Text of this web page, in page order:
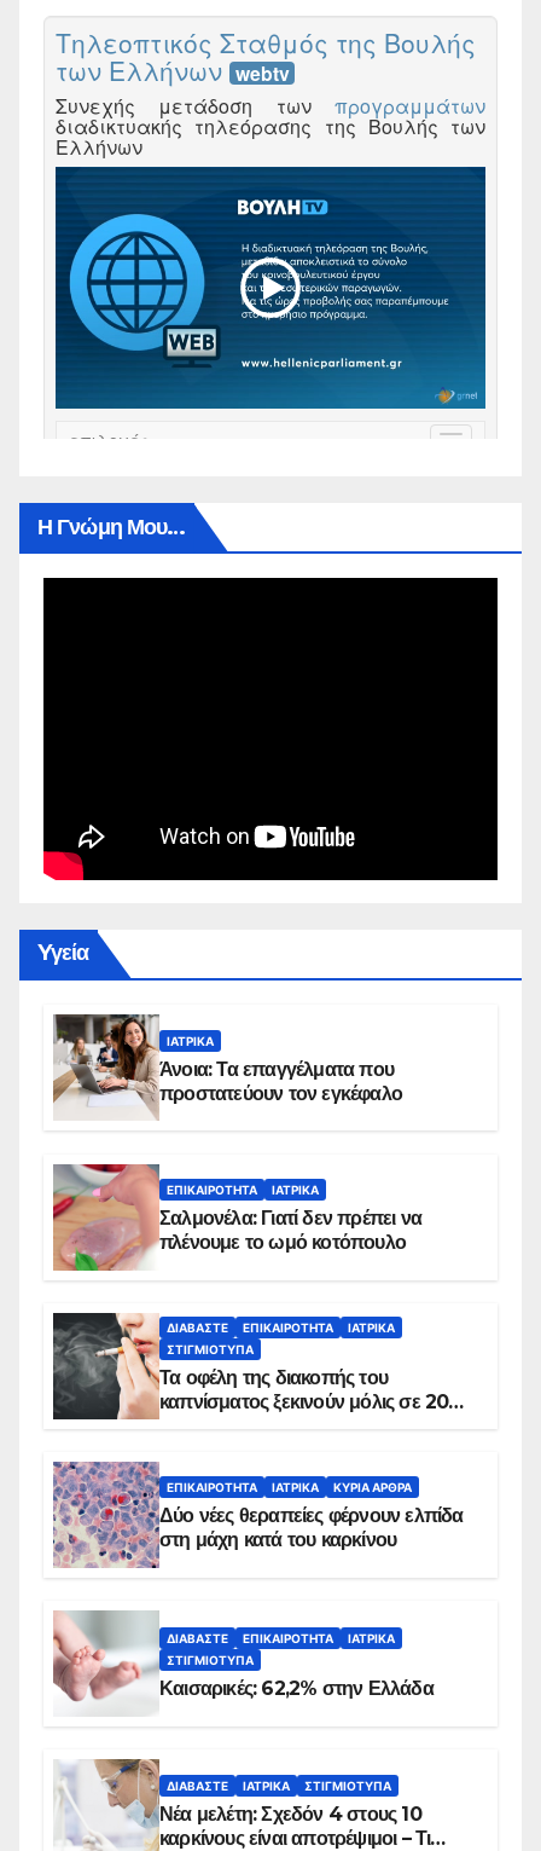
Η Γνώμη Μου…
Yγεία
ΙΑΤΡΙΚΆ
Άνοια: Τα επαγγέλματα που
προστατεύουν τον εγκέφαλο
ΕΠΙΚΑΙΡΌΤΗΤΑ ΙΑΤΡΙΚΆ
Σαλμονέλα: Γιατί δεν πρέπει να
πλένουμε το ωμό κοτόπουλο
ΔΙΑΒΆΣΤΕ ΕΠΙΚΑΙΡΌΤΗΤΑ
ΙΑΤΡΙΚΆ
ΣΤΙΓΜΙΌΤΥΠΑ
Τα οφέλη της διακοπής του
καπνίσματος ξεκινούν μόλις σε 20
ΕΠΙΚΑΙΡΌΤΗΤΑ ΙΑΤΡΙΚΆ ΚΥΡΙΑ ΑΡΘΡΑ
Δύο νέες θεραπείες φέρνουν ελπίδα
στη μάχη κατά του καρκίνου
ΔΙΑΒΆΣΤΕ ΕΠΙΚΑΙΡΌΤΗΤΑ
ΙΑΤΡΙΚΆ
ΣΤΙΓΜΙΌΤΥΠΑ
Καισαρικές: 62,2% στην Ελλάδα
ΔΙΑΒΆΣΤΕ ΙΑΤΡΙΚΆ ΣΤΙΓΜΙΌΤΥΠΑ
Νέα μελέτη: Σχεδόν 4 στους 10
καρκίνους είναι αποτρέψιμοι – Τι